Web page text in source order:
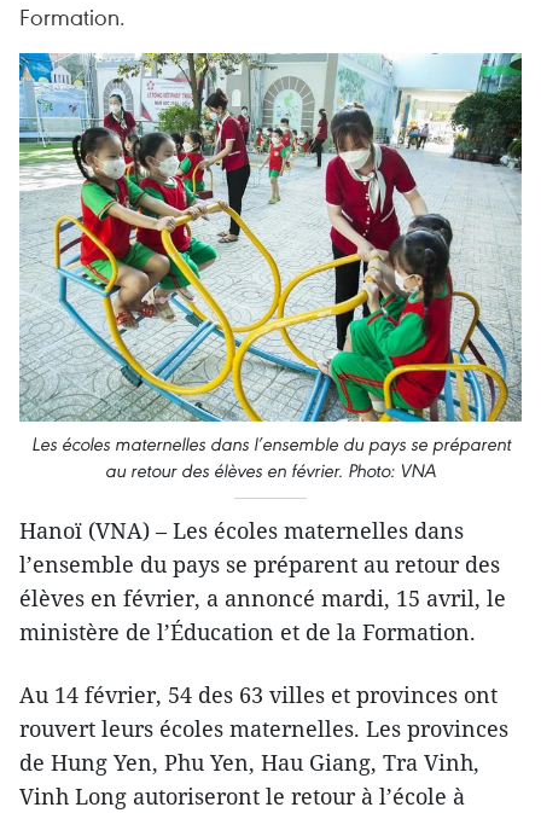
Formation.
Les écoles maternelles dans l’ensemble du pays se préparent
au retour des élèves en février. Photo: VNA
Hanoï (VNA) – Les écoles maternelles dans
l’ensemble du pays se préparent au retour des
élèves en février, a annoncé mardi, 15 avril, le
ministère de l’Éducation et de la Formation.
Au 14 février, 54 des 63 villes et provinces ont
rouvert leurs écoles maternelles. Les provinces
de Hung Yen, Phu Yen, Hau Giang, Tra Vinh,
Vinh Long autoriseront le retour à l’école à